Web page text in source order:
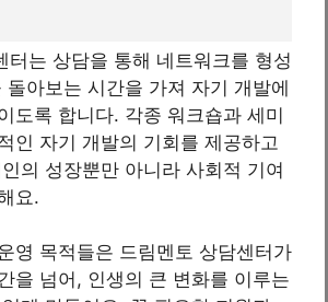
터는 상담을 통해 네트워크를 형성
아보는 시간을 가져 자기 개발에
도록 합니다. 각종 워크숍과 세미
인 자기 개발의 기회를 제공하고
의 성장뿐만 아니라 사회적 기여
요.
영 목적들은 드림멘토 상담센터가
을 넘어, 인생의 큰 변화를 이루는